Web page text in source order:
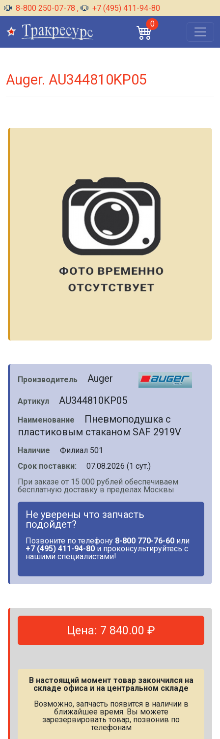
8-800 250-07-78 ,
+7 (495) 411-94-80
0
Auger. AU344810KP05
Производитель Auger
Артикул AU344810KP05
Наименование
Пневмоподушка с
пластиковым стаканом SAF 2919V
Наличие
Филиал 501
Срок поставки:
07.08.2026 (1 сут.)
При заказе от 15 000 рублей обеспечиваем
бесплатную доставку в пределах Москвы
Не уверены что запчасть
подойдет?
Позвоните по телефону 8-800 770-76-60 или
+7 (495) 411-94-80 и проконсультируйтесь с
нашими специалистами!
Цена: 7 840.00 ₽
В настоящий момент товар закончился на
складе офиса и на центральном складе
Возможно, запчасть появится в наличии в
ближайшее время. Вы можете
зарезервировать товар, позвонив по
телефонам